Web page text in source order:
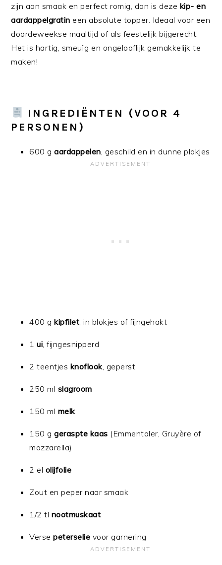
zijn aan smaak en perfect romig, dan is deze kip- en
aardappelgratin een absolute topper. Ideaal voor een
doordeweekse maaltijd of als feestelijk bijgerecht.
Het is hartig, smeuïg en ongelooflijk gemakkelijk te
maken!
INGREDIËNTEN (VOOR 4
PERSONEN)
600 gaardappelen , geschild en in dunne plakjes
400 gkipfilet , in blokjes of fijngehakt
1ui , fijngesnipperd
2 teentjes knoflook, geperst
250 ml slagroom
150 ml melk
150 ggeraspte kaas (Emmentaler, Gruyère of
mozzarella)
2 el olijfolie
Zout en peper naar smaak
1/2 tl nootmuskaat
Versepeterselie voor garnering